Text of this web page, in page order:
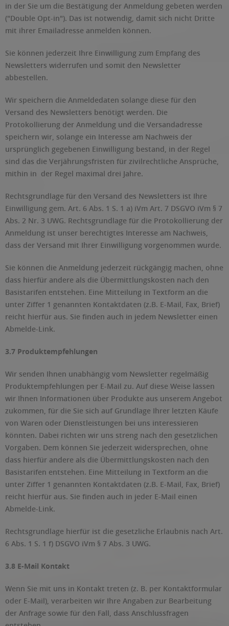
in der Sie um die Bestätigung der Anmeldung gebeten werden
("Double Opt-in"). Das ist notwendig, damit sich nicht Dritte
mit ihrer Emailadresse anmelden können.
Sie können jederzeit Ihre Einwilligung zum Empfang des
Newsletters widerrufen und somit den Newsletter
abbestellen.
Wir speichern die Anmeldedaten solange diese für den
Versand des Newsletters benötigt werden. Die
Protokollierung der Anmeldung und die Versandadresse
speichern wir, solange ein Interesse am Nachweis der
ursprünglich gegebenen Einwilligung bestand, in der Regel
sind das die Verjährungsfristen für zivilrechtliche Ansprüche,
mithin in der Regel maximal drei Jahre.
Rechtsgrundlage für den Versand des Newsletters ist Ihre
Einwilligung gem. Art. 6 Abs. 1 S. 1 a) iVm Art. 7 DSGVO iVm § 7
Abs. 2 Nr. 3 UWG. Rechtsgrundlage für die Protokollierung der
Anmeldung ist unser berechtigtes Interesse am Nachweis,
dass der Versand mit Ihrer Einwilligung vorgenommen wurde.
Sie können die Anmeldung jederzeit rückgängig machen, ohne
dass hierfür andere als die Übermittlungskosten nach den
Basistarifen entstehen. Eine Mitteilung in Textform an die
unter Ziffer 1 genannten Kontaktdaten (z.B. E-Mail, Fax, Brief)
reicht hierfür aus. Sie finden auch in jedem Newsletter einen
Abmelde-Link.
3.7 Produktempfehlungen
Wir senden Ihnen unabhängig vom Newsletter regelmäßig
Produktempfehlungen per E-Mail zu. Auf diese Weise lassen
wir Ihnen Informationen über Produkte aus unserem Angebot
zukommen, für die Sie sich auf Grundlage Ihrer letzten Käufe
von Waren oder Dienstleistungen bei uns interessieren
könnten. Dabei richten wir uns streng nach den gesetzlichen
Vorgaben. Dem können Sie jederzeit widersprechen, ohne
dass hierfür andere als die Übermittlungskosten nach den
Basistarifen entstehen. Eine Mitteilung in Textform an die
unter Ziffer 1 genannten Kontaktdaten (z.B. E-Mail, Fax, Brief)
reicht hierfür aus. Sie finden auch in jeder E-Mail einen
Abmelde-Link.
Rechtsgrundlage hierfür ist die gesetzliche Erlaubnis nach Art.
6 Abs. 1 S. 1 f) DSGVO iVm § 7 Abs. 3 UWG.
3.8 E-Mail Kontakt
Wenn Sie mit uns in Kontakt treten (z. B. per Kontaktformular
oder E-Mail), verarbeiten wir Ihre Angaben zur Bearbeitung
der Anfrage sowie für den Fall, dass Anschlussfragen